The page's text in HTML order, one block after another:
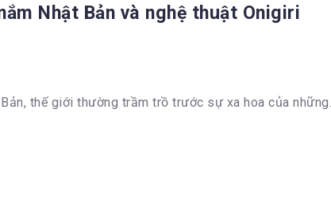
Nhật Bản và nghệ thuật Onigiri
thế giới thường trầm trồ trước sự xa hoa của những...